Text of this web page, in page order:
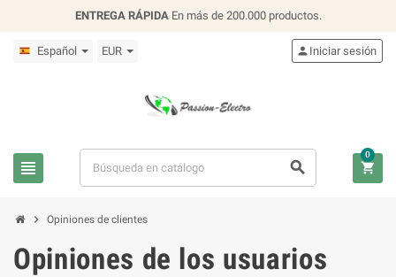
ENTREGA RÁPIDAEn más de 200.000 productos.
Español EUR
 
 Iniciar sesión

0
 Opiniones de clientes
Opiniones de los usuarios